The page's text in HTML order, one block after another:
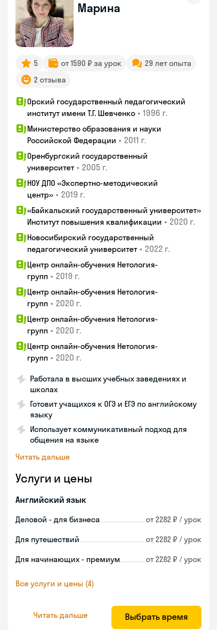
Марина
5 от 1590 ₽ за урок
29 лет опыта
2 отзыва
Орский государственный педагогический
институт имени Т.Г. Шевченко • 1996 г.
Министерство образования и науки
Российской Федерации • 2011 г.
Оренбургский государственный
университет • 2005 г.
НОУ ДПО «Экспертно-методический
центр» • 2019 г.
«Байкальский государственный университет»
Институт повышения квалификации • 2020 г.
Новосибирский государственный
педагогический университет • 2022 г.
Центр онлайн-обучения Нетология-
групп • 2019 г.
Центр онлайн-обучения Нетология-
групп • 2020 г.
Центр онлайн-обучения Нетология-
групп • 2020 г.
Центр онлайн-обучения Нетология-
групп • 2020 г.
Работала в высших учебных заведениях и
школах
Готовит учащихся к ОГЭ и ЕГЭ по английскому
языку
Использует коммуникативный подход для
общения на языке
Читать дальше
Услуги и цены
Английский язык
Деловой - для бизнеса от 2282 ₽ / урок
Для путешествий от 2282 ₽ / урок
Для начинающих - премиум от 2282 ₽ / урок
Все услуги и цены (4)
Читать дальше Выбрать время